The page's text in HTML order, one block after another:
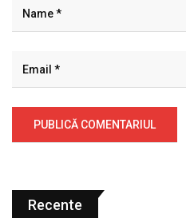
Recente